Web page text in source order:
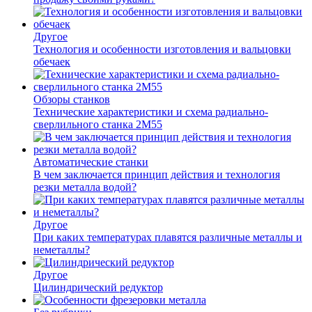
Другое
Технология и особенности изготовления и вальцовки
обечаек
Обзоры станков
Технические характеристики и схема радиально-
сверлильного станка 2М55
Автоматические станки
В чем заключается принцип действия и технология
резки металла водой?
Другое
При каких температурах плавятся различные металлы и
неметаллы?
Другое
Цилиндрический редуктор